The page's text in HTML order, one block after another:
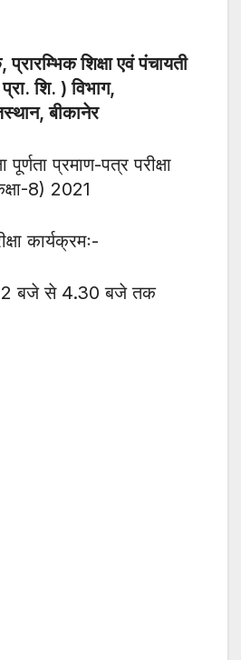
शिक्षा एवं पंचायती
शि. ) विभाग,
बीकानेर
पूर्णता प्रमाण-पत्र परीक्षा
8) 2021
कार्यक्रमः-
2 बजे से 4.30 बजे तक